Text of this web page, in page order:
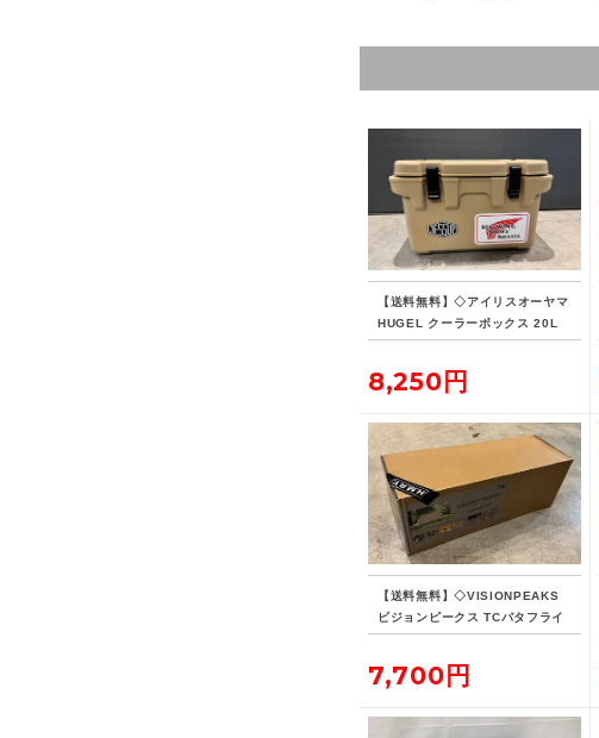
【送料無料】◇アイリスオーヤマ
HUGEL クーラーボックス 20L
8,250円
【送料無料】◇VISIONPEAKS
ビジョンピークス TCバタフライ
シェルターSOLO
7,700円